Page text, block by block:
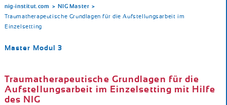
nig-institut.com
NIG Master
Traumatherapeutische Grundlagen für die Aufstellungsarbeit im
Einzelsetting
Master Modul 3
Traumatherapeutische Grundlagen für die
Aufstellungsarbeit im Einzelsetting mit Hilfe
des NIG
Navigation
überspringen
Home
Was ist
Publikationen
NIG
Practitioner